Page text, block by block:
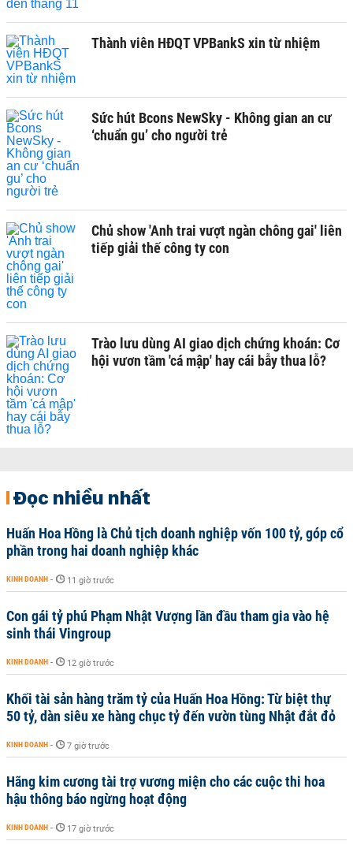
Thành viên HĐQT VPBankS xin từ nhiệm
Sức hút Bcons NewSky - Không gian an cư
‘chuẩn gu’ cho người trẻ
Chủ show 'Anh trai vượt ngàn chông gai' liên
tiếp giải thế công ty con
Trào lưu dùng AI giao dịch chứng khoán: Cơ
hội vươn tầm 'cá mập' hay cái bẫy thua lỗ?
Đọc nhiều nhất
Huấn Hoa Hồng là Chủ tịch doanh nghiệp vốn 100 tỷ, góp cổ
phần trong hai doanh nghiệp khác
KINH DOANH - 11 giờ trước
Con gái tỷ phú Phạm Nhật Vượng lần đầu tham gia vào hệ
sinh thái Vingroup
KINH DOANH - 12 giờ trước
Khối tài sản hàng trăm tỷ của Huấn Hoa Hồng: Từ biệt thự
50 tỷ, dàn siêu xe hàng chục tỷ đến vườn tùng Nhật đắt đỏ
KINH DOANH - 7 giờ trước
Hãng kim cương tài trợ vương miện cho các cuộc thi hoa
hậu thông báo ngừng hoạt động
KINH DOANH - 17 giờ trước